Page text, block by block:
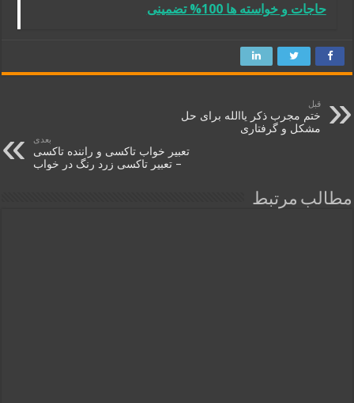
حاجات و خواسته ها 100% تضمینی
قبل
ختم مجرب ذکر یاالله برای حل
مشکل و گرفتاری
بعدی
تعبیر خواب تاکسی و راننده تاکسی
– تعبیر تاکسی زرد رنگ در خواب
مطالب مرتبط